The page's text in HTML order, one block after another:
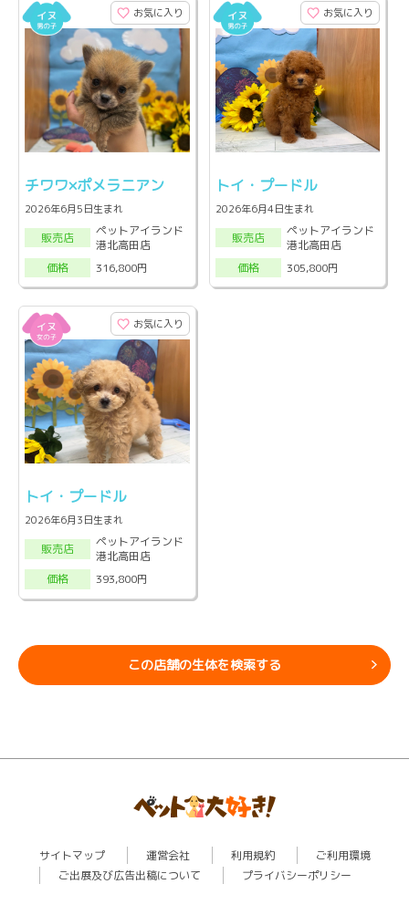
お気に入り
チワワ×ポメラニアン
2026年6月5日生まれ
販売店
ペットアイランド
港北高田店
価格
316,800円
お気に入り
トイ・プードル
2026年6月4日生まれ
販売店
ペットアイランド
港北高田店
価格
305,800円
お気に入り
トイ・プードル
2026年6月3日生まれ
販売店
ペットアイランド
港北高田店
価格
393,800円
この店舗の生体を検索する
サイトマップ 運営会社 利用規約
ご利用環境
ご出展及び広告出稿について
プライバシーポリシー